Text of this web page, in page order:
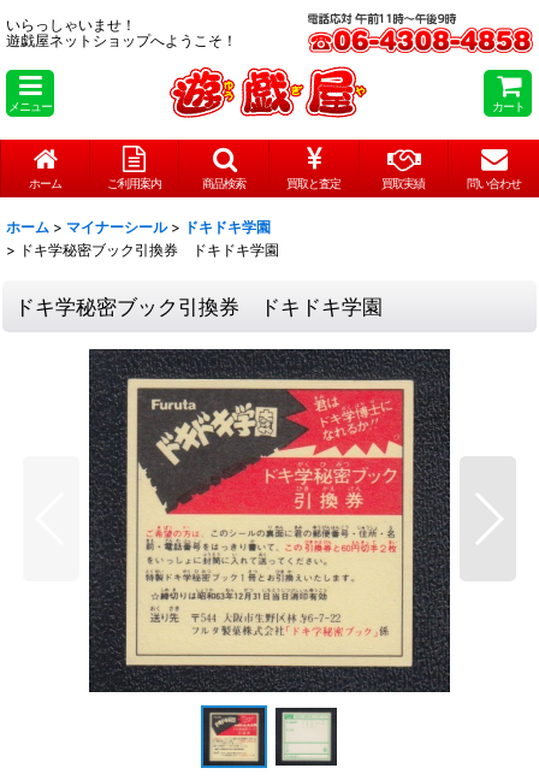
いらっしゃいませ！
遊戯屋ネットショップへようこそ！
メニュー カート
ホーム ご利用案内 商品検索 買取と査定 買取実績 問い合わせ
ホーム > マイナーシール > ドキドキ学園
> ドキ学秘密ブック引換券 ドキドキ学園
ドキ学秘密ブック引換券 ドキドキ学園